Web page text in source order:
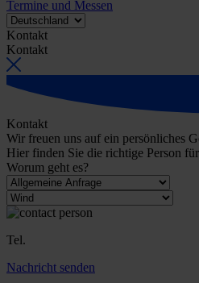
Termine und Messen
Kontakt
Kontakt
Kontakt
Wir freuen uns auf ein persönliches
Hier finden Sie die richtige Person
Worum geht es?
Tel.
Nachricht senden